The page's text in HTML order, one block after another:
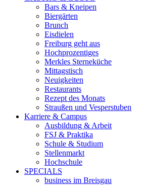
Bars & Kneipen
Biergärten
Brunch
Eisdielen
Freiburg geht aus
Hochprozentiges
Merkles Sterneküche
Mittagstisch
Neuigkeiten
Restaurants
Rezept des Monats
Straußen und Vesperstuben
Karriere & Campus
Ausbildung & Arbeit
FSJ & Praktika
Schule & Studium
Stellenmarkt
Hochschule
SPECIALS
business im Breisgau